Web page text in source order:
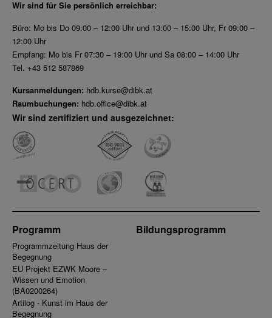
Wir sind für Sie persönlich erreichbar:
Büro: Mo bis Do 09:00 – 12:00 Uhr und 13:00 – 15:00 Uhr, Fr 09:00 –
12:00 Uhr
Empfang: Mo bis Fr 07:30 – 19:00 Uhr und Sa 08:00 – 14:00 Uhr
Tel. +43 512 587869
Kursanmeldungen: hdb.kurse@dibk.at
Raumbuchungen: hdb.office@dibk.at
Wir sind zertifiziert und ausgezeichnet:
Programm
Programmzeitung Haus der
Begegnung
EU Projekt EZWK Moore –
Wissen und Emotion
(BA0200264)
Artilog - Kunst im Haus der
Begegnung
Bildungsprogramm